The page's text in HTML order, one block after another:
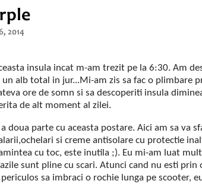
2014
insula incat m-am trezit pe la 6:30. Am
alb total in jur...Mi-am zis sa fac o plimbare
ore de somn si sa descoperiti insula
de alt moment al zilei.
parte cu aceasta postare. Aici am sa va
si creme antisolare cu protectie
cu toc, este inutila ;). Eu mi-am luat
sunt pline cu scari. Atunci cand nu esti prin
sa imbraci o rochie lunga pe scooter,